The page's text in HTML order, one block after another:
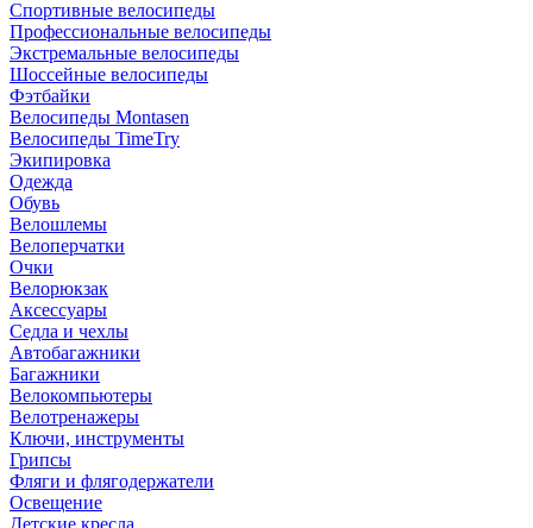
Спортивные велосипеды
Профессиональные велосипеды
Экстремальные велосипеды
Шоссейные велосипеды
Фэтбайки
Велосипеды Montasen
Велосипеды TimeTry
Экипировка
Одежда
Обувь
Велошлемы
Велоперчатки
Очки
Велорюкзак
Аксессуары
Седла и чехлы
Автобагажники
Багажники
Велокомпьютеры
Велотренажеры
Ключи, инструменты
Грипсы
Фляги и флягодержатели
Освещение
Детские кресла